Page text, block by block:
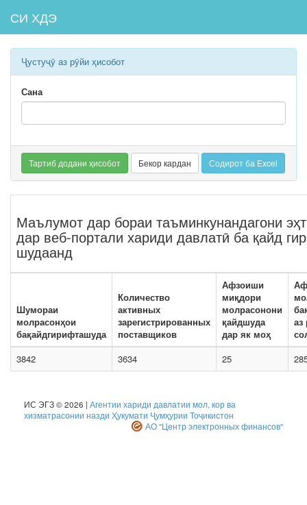
СИ ХДЭ
Ҷустуҷӯ аз рӯйи ҳисобот
Сана
Тартиб додани ҳисобот Бекор кардан Содирот ба Excel
Маълумот дар бораи таъминкунандагони
дар веб-портали хариди давлатӣ ба қайд
шудаанд
Шумораи
молрасонҳои
бақайдгирифташуда
Количество
активных
зарегистрированных
поставщиков
Афзоиши
миқдори
молрасонони
қайдшуда
дар як моҳ
аз
3842
3634 25
ИС ЭГЗ © 2026 | Агентии хариди давлатии мол, кор ва
хизматрасонии назди Ҳукумати Ҷумҳурии Тоҷикистон
АО "Центр электронных финансов"